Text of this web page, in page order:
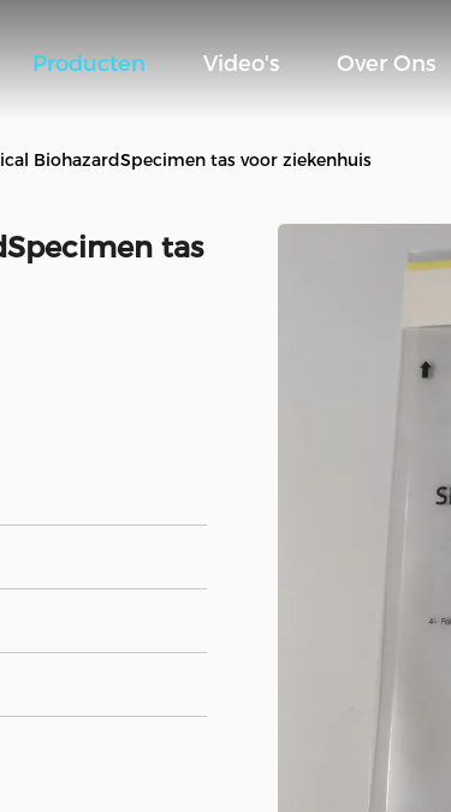
Producten Video's Over Ons
BiohazardSpecimen tas voor ziekenhuis
tas